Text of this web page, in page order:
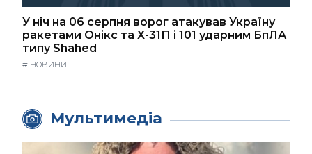
У ніч на 06 серпня ворог атакував Україну
ракетами Онікс та Х-31П і 101 ударним БпЛА
типу Shahed
# НОВИНИ
Мультимедіа